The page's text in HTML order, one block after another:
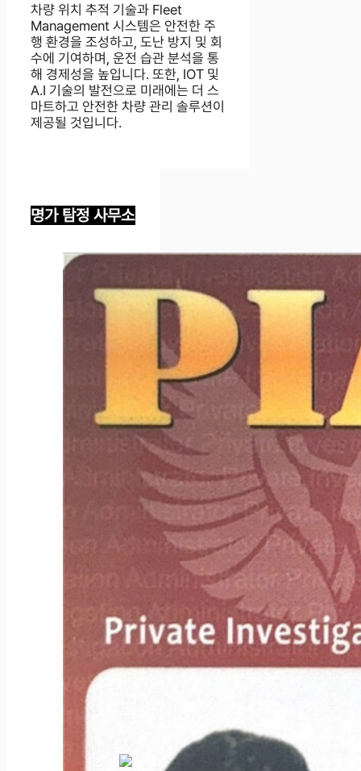
차량 위치 추적 기술과 Fleet
Management 시스템은 안전한 주
행 환경을 조성하고, 도난 방지 및 회
수에 기여하며, 운전 습관 분석을 통
해 경제성을 높입니다. 또한, IOT 및
A.I 기술의 발전으로 미래에는 더 스
마트하고 안전한 차량 관리 솔루션이
제공될 것입니다.
명가 탐정 사무소